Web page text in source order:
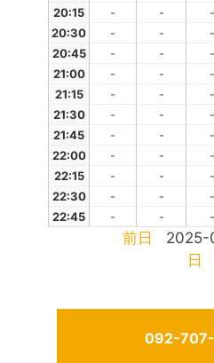
20:15
- - -
20:30
- - -
20:45
- - -
21:00
- - -
21:15
- - -
21:30
- - -
21:45
- - -
22:00
- - -
22:15
- - -
22:30
- - -
22:45
- - -
前日
日
092-